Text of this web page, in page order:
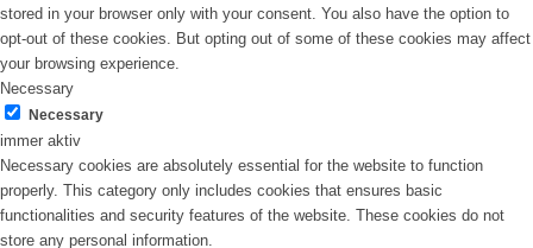
stored in your browser only with your consent. You also have the option to
opt-out of these cookies. But opting out of some of these cookies may affect
your browsing experience.
Necessary
Necessary
immer aktiv
Necessary cookies are absolutely essential for the website to function
properly. This category only includes cookies that ensures basic
functionalities and security features of the website. These cookies do not
store any personal information.